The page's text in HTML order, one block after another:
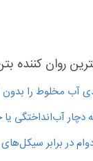
روان کننده بتن
دچار آب‌انداختگی
در برابر